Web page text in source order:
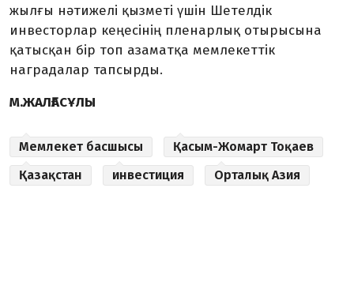
жылғы нәтижелі қызметі үшін Шетелдік
инвесторлар кеңесі­нің пленарлық отырысына
қатыс­қан бір топ азаматқа мемлекеттік
наградалар тапсырды.
М.ЖАЛҒАСҰЛЫ
Мемлекет басшысы
Қасым-Жомарт Тоқаев
Қазақстан
инвестиция Орталық Азия